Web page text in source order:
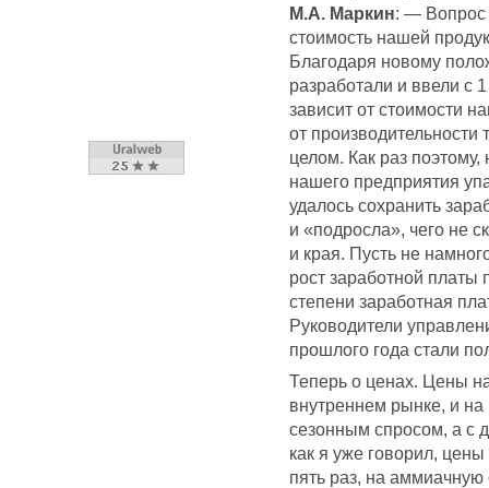
М.А. Маркин: — Вопрос
стоимость нашей
Благодаря новому
разработали и ввели с
зависит от стоимости
от производительности
целом. Как раз
нашего предприятия
удалось сохранить
и «подросла», чего не
и края. Пусть не
рост заработной платы
степени заработная
Руководители
прошлого года стали
Теперь о ценах. Цены
внутреннем рынке, и
сезонным спросом, а с
как я уже говорил,
пять раз, на аммиачную